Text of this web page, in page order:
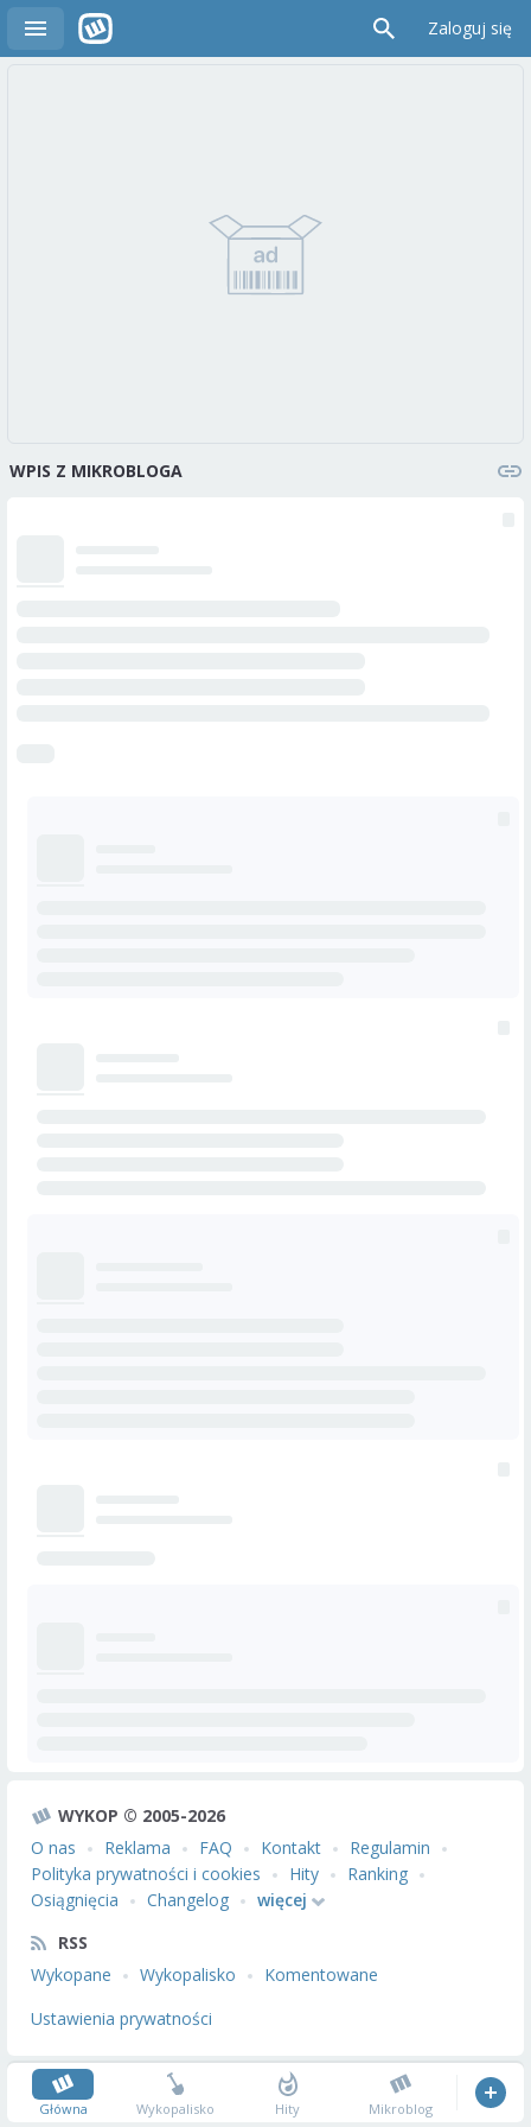
Zaloguj się
WPIS Z MIKROBLOGA
WYKOP © 2005-2026
O nas
Reklama FAQ Kontakt
Regulamin
Polityka prywatności i cookies
Hity
Ranking
Osiągnięcia
Changelog
więcej
RSS
Wykopane
Wykopalisko
Komentowane
Ustawienia prywatności
Główna Wykopalisko Hity Mikroblog